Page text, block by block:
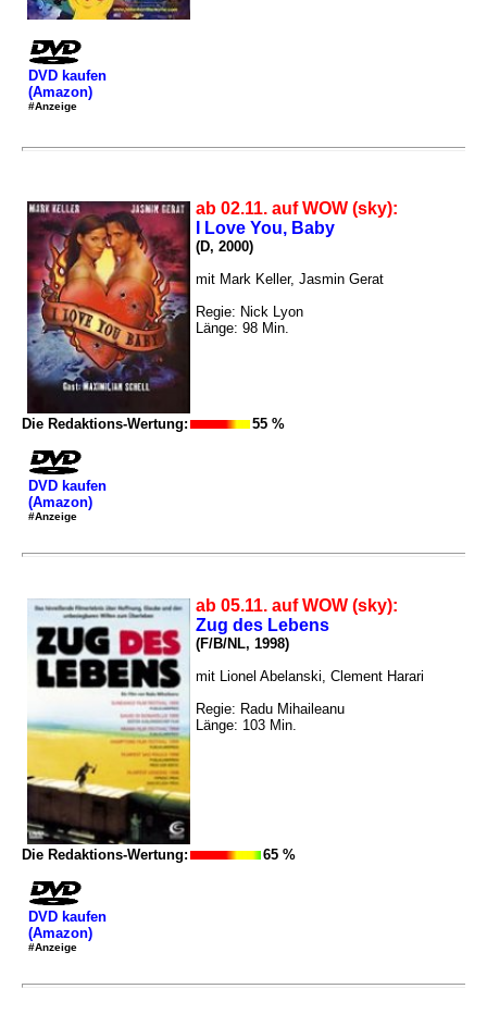
DVD kaufen
(Amazon)
#Anzeige
ab 02.11. auf WOW (sky):
I Love You, Baby
(D, 2000)
mit Mark Keller, Jasmin Gerat
Regie: Nick Lyon
Länge: 98 Min.
Die Redaktions-Wertung: 55 %
DVD kaufen
(Amazon)
#Anzeige
ab 05.11. auf WOW (sky):
Zug des Lebens
(F/B/NL, 1998)
mit Lionel Abelanski, Clement Harari
Regie: Radu Mihaileanu
Länge: 103 Min.
Die Redaktions-Wertung: 65 %
DVD kaufen
(Amazon)
#Anzeige